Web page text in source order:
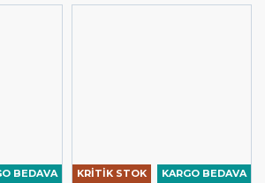
BEDAVA KARGO BEDAVA
KRİTİK STOK